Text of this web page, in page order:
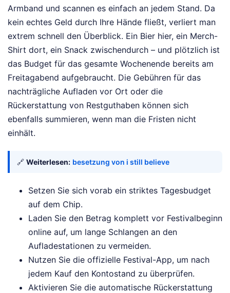
Armband und scannen es einfach an jedem Stand. Da
kein echtes Geld durch Ihre Hände fließt, verliert man
extrem schnell den Überblick. Ein Bier hier, ein Merch-
Shirt dort, ein Snack zwischendurch – und plötzlich ist
das Budget für das gesamte Wochenende bereits am
Freitagabend aufgebraucht. Die Gebühren für das
nachträgliche Aufladen vor Ort oder die
Rückerstattung von Restguthaben können sich
ebenfalls summieren, wenn man die Fristen nicht
einhält.
🔗 Weiterlesen: besetzung von i still believe
Setzen Sie sich vorab ein striktes Tagesbudget
auf dem Chip.
Laden Sie den Betrag komplett vor Festivalbeginn
online auf, um lange Schlangen an den
Aufladestationen zu vermeiden.
Nutzen Sie die offizielle Festival-App, um nach
jedem Kauf den Kontostand zu überprüfen.
Aktivieren Sie die automatische Rückerstattung